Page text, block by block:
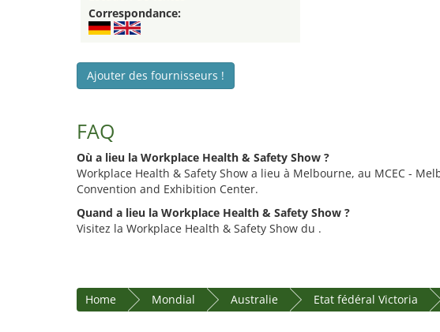
Correspondance:
Ajouter des fournisseurs !
FAQ
Où a lieu la Workplace Health & Safety Show ?
Workplace Health & Safety Show a lieu à Melbourne, au MCEC -
Convention and Exhibition Center.
Quand a lieu la Workplace Health & Safety Show ?
Visitez la Workplace Health & Safety Show du .
Home Mondial Australie Etat fédéral Victoria